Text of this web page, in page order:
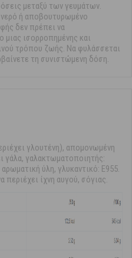
μεταξύ των γευμάτων.
ή αποβουτυρωμένο
δεν πρέπει να
ισορροπημένης και
τρόπου ζωής. Να φυλάσσεται
τη συνιστώμενη δόση.
γλουτένη), απομονωμένη
γάλα, γαλακτωματοποιητής:
ύλη, γλυκαντικό: Ε955.
περιέχει ίχνη αυγού, σόγιας.